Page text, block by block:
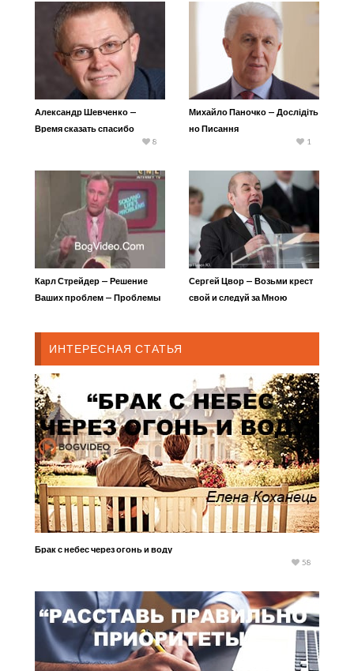
Александр Шевченко —
Время сказать спасибо
8
Михайло Паночко — Дослідіть
но Писання
1
Карл Стрейдер — Решение
Ваших проблем — Проблемы
Сергей Цвор — Возьми крест
свой и следуй за Мною
ИНТЕРЕСНАЯ СТАТЬЯ
Брак с небес через огонь и воду
58